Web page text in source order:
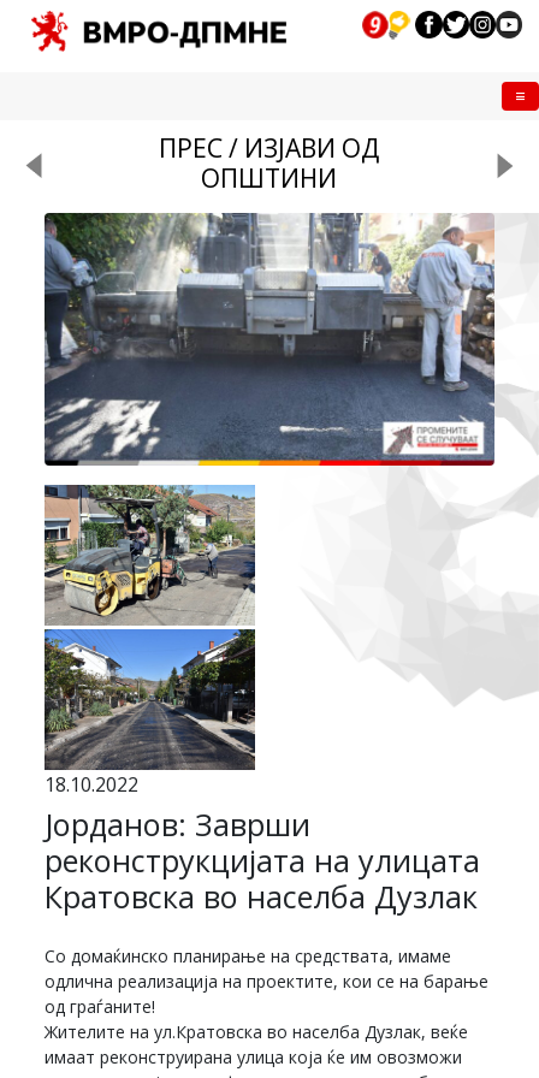
ПРЕС / ИЗЈАВИ ОД
ОПШТИНИ
18.10.2022
Јорданов: Заврши
реконструкцијата на улицата
Кратовска во населба Дузлак
Со домаќинско планирање на средствата, имаме
одлична реализација на проектите, кои се на барање
од граѓаните!
Жителите на ул.Кратовска во населба Дузлак, веќе
имаат реконструирана улица која ќе им овозможи